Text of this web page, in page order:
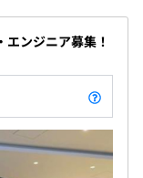
ンジニア募集！